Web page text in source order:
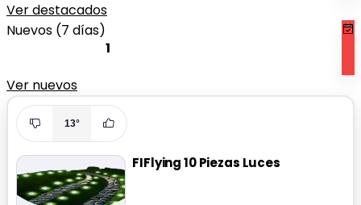
Ver destacados
Nuevos (7 días)
1
Ver nuevos
13°
FIFlying 10 Piezas Luces